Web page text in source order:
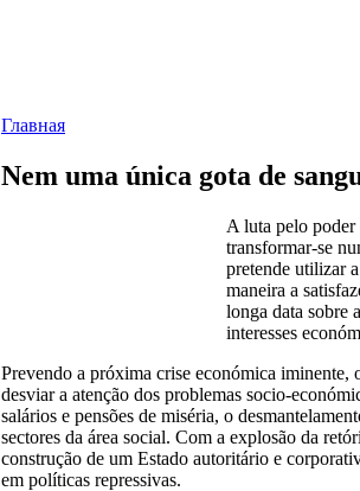
Главная
Nem uma única gota de
A luta pelo poder
transformar-se
pretende utilizar
maneira a
longa data sobre
interesses
Prevendo a próxima crise económica iminente,
desviar a atenção dos problemas socio-
salários e pensões de miséria, o
sectores da área social. Com a explosão da
construção de um Estado autoritário e
em políticas repressivas.